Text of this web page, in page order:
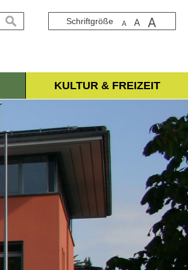
Schriftgröße A A A
suchen
KULTUR & FREIZEIT